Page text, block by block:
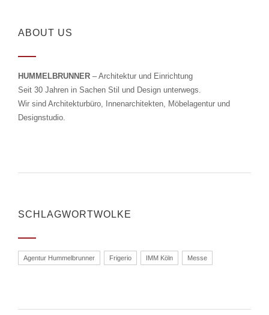
ABOUT US
HUMMELBRUNNER – Architektur und Einrichtung
Seit 30 Jahren in Sachen Stil und Design unterwegs.
Wir sind Architekturbüro, Innenarchitekten, Möbelagentur und
Designstudio.
SCHLAGWORTWOLKE
Agentur Hummelbrunner Frigerio IMM Köln Messe